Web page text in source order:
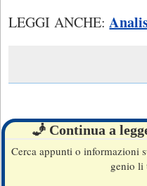
LEGGI ANCHE:
🧞 Continua a
Cerca appunti o informazioni
genio li